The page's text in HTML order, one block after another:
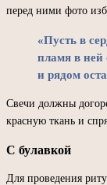
перед ними фото
«Пусть в
пламя в ней
и рядом
Свечи должны
красную ткань и
С булавкой
Для проведения